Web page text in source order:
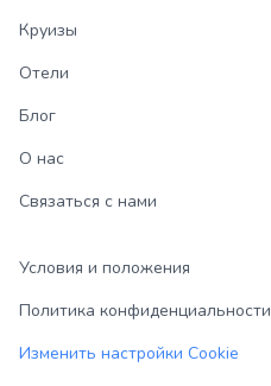
Круизы
Отели
Блог
О нас
Связаться с нами
Условия и положения
Политика конфиденциальности
Изменить настройки Cookie